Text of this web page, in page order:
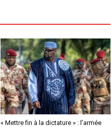
« Mettre fin à la dictature » : l’armée